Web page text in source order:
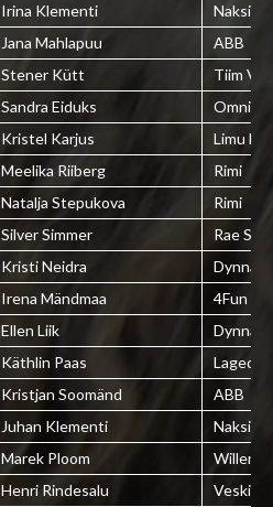
Irina Klementi
Jana Mahlapuu
ABB
Stener Kütt
Tiim
Sandra Eiduks
Omniva
Kristel Karjus
Limu
Meelika Riiberg
Rimi
Natalja Stepukova
Rimi
Silver Simmer
Rae
Kristi Neidra
Irena Mändmaa
4Fun
Ellen Liik
Käthlin Paas
Lagedi
Kristjan Soomänd
ABB
Juhan Klementi
Marek Ploom
Henri Rindesalu